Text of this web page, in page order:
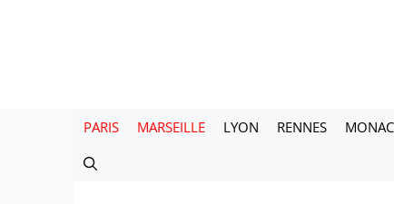
PARIS MARSEILLE LYON RENNES